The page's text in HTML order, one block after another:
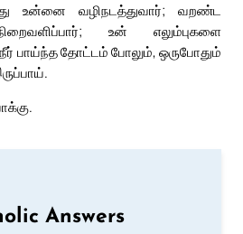
உன்னை வழிநடத்துவார்; வறண்ட
உன் எலும்புகளை
பாய்ந்த தோட்டம் போலும், ஒருபோதும்
Answers